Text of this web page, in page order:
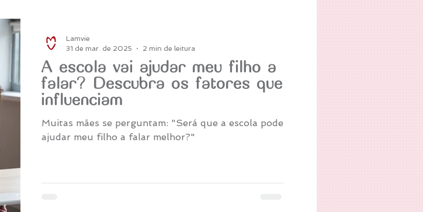
Neurocirurgia Pediátrica
A escola vai ajudar meu filho a
falar? Descubra os fatores que
influenciam
Muitas mães se perguntam: "Será que a escola pode
ajudar meu filho a falar melhor?"
Lamvie
31 de mar. de 2025
2 min de leitura